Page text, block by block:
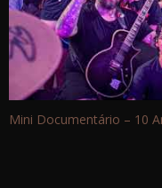
Mini Documentário – 10